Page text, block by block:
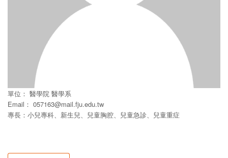
單位： 醫學院 醫學系
Email： 057163@mail.fju.edu.tw
專長：小兒專科、新生兒、兒童胸腔、兒童急診、兒童重症